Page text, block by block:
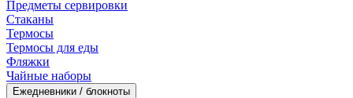
Предметы сервировки
Стаканы
Термосы
Термосы для еды
Фляжки
Чайные наборы
Ежедневники / блокноты